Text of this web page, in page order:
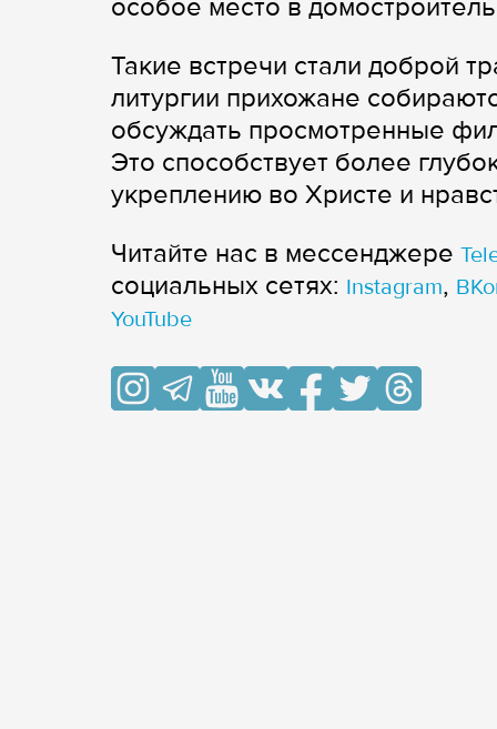
особое место в
Такие встречи стали доброй
литургии прихожане
обсуждать просмотренные
Это способствует более
укреплению во Христе и
Читайте нас в мессенджере
cоциальных сетях: Instagram,
YouTube